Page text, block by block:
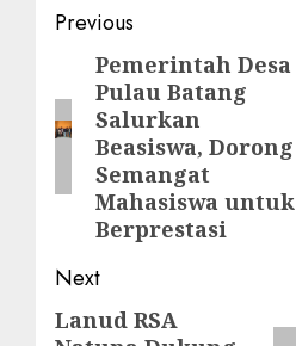
Post
navigation
Previous
Previous
post:
Pemerintah Desa
Pulau Batang
Salurkan
Beasiswa, Dorong
Semangat
Mahasiswa untuk
Berprestasi
Next
Next
Lanud RSA